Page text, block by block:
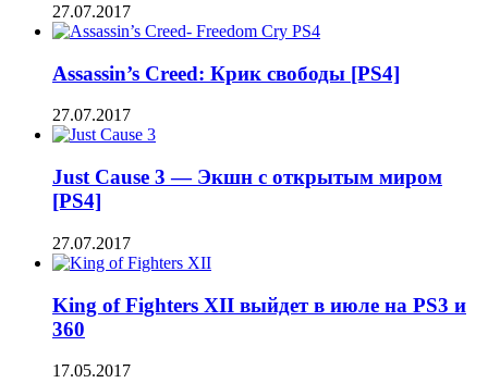
27.07.2017
Assassin’s Creed: Крик свободы [PS4]
27.07.2017
Just Cause 3 — Экшн с открытым миром
[PS4]
27.07.2017
King of Fighters XII выйдет в июле на PS3 и
360
17.05.2017